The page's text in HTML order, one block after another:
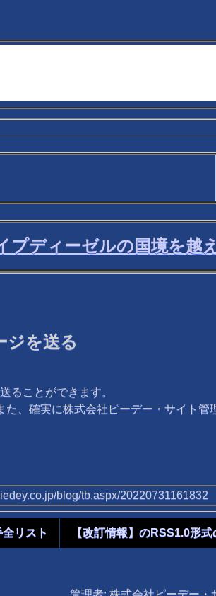
プディーゼルの国境を越
ジを送る
ることができます。
、確実に株式会社ピーデー・サイト管
blog/tb.aspx/20220731161832
全リスト 【改訂情報】のRSS1.0形式